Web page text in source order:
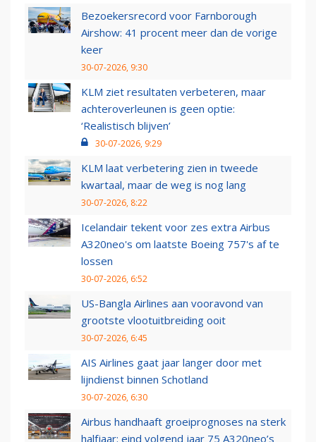
Bezoekersrecord voor Farnborough
Airshow: 41 procent meer dan de vorige
keer
30-07-2026, 9:30
KLM ziet resultaten verbeteren, maar
achteroverleunen is geen optie:
‘Realistisch blijven’
30-07-2026, 9:29
KLM laat verbetering zien in tweede
kwartaal, maar de weg is nog lang
30-07-2026, 8:22
Icelandair tekent voor zes extra Airbus
A320neo's om laatste Boeing 757's af te
lossen
30-07-2026, 6:52
US-Bangla Airlines aan vooravond van
grootste vlootuitbreiding ooit
30-07-2026, 6:45
AIS Airlines gaat jaar langer door met
lijndienst binnen Schotland
30-07-2026, 6:30
Airbus handhaaft groeiprognoses na sterk
halfjaar: eind volgend jaar 75 A320neo’s